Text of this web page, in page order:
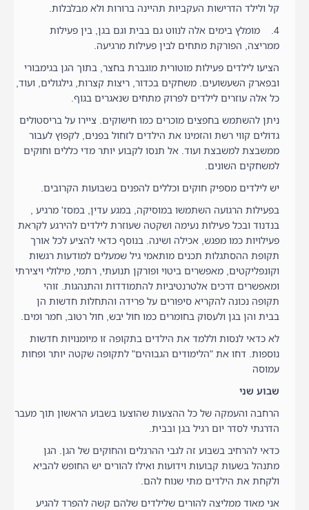
קל ולילד הדרישות העקביות תהיינה ברורות ולא מבלבלות.
4. מומלץ בימים אלה לנווט גם בבית וגם בגן, בין פעילות
ממריצה, הפורקת מתחים לבין פעילות מרגיעה.
הציעו לילדים פעילות מוטורית מוגברת בחצר, בתוך הגן בגימבורי
ובפארק השעשועים. משחקים בכדור, ריצות קצרות, גילגולים, ועוד,
כל אלה עוזרים לילדים לפרוק מתחים שנאגרים בגוף.
ניתן להשתמש בחפצים מוכרים כמו חישוקים. ציירו על בריסטולים
גדולים קווי רשת והזמינו את הילדים לזחול בפנים, לקפוץ לעבור
ממשבצת למשבצת ועוד. אל תנסו לקבוע יותר מדי כללים וחוקים
למשחקים השונים.
יש לילדים מספיק חוקים וכללים להפנים בשבועות הקרובים.
בפעילות הרגועה השתמשו במוסיקה, במגע עדין, במסז' מרגיע ,
בנדנוד ובכל פעילות נעימה ושקטה שעוזרת לילדים להירגע לקראת
פעילויות כמו מפגש, אכילה ושינה. בנוסף כדאי להציע לכל אורך
תקופת ההסתגלות תכנים מותאמי גיל שמעלים למודעות רגשות
וקונפליקטים, מאפשרים ביטוי ופורקן תנועתי, רתמי, מילולי ויצירתי
ומאפשרים דרכים אלטרנטיביות להתמודדות והתנהגות. זוהי
תקופה נכונה להקריא סיפורים על פרידה והתחלות חדשות הן
בבית והן בגן ולעסוק בחומרים כמו חול יבש, חול רטוב, חמר ומים.
לא כדאי לנסות וללמד את הילדים בתקופה זו מיומנויות חדשות
נוספות. דחו את "הלימודים הגבוהים" לתקופה שקטה יותר ופחות
עמוסה
שבוע שני
הרחבה והעמקה של כל ההצעות שהוצעו בשבוע הראשון תוך מעבר
הדרגתי לסדר יום רגיל בגן ובבית.
כדאי להרחיב בשבוע זה לגבי ההרגלים והחוקים של הגן. הגן
מתנהל בשעות קבועות וידועות ואילו להורים יש החופש להביא
ולקחת את הילדים מתי שנוח להם.
אני מאוד ממליצה להורים שלילדים שלהם קשה להפרד להגיע